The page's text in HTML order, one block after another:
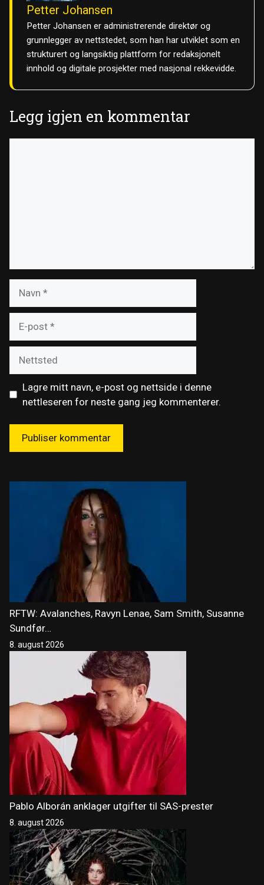
Petter Johansen
Petter Johansen er administrerende direktør og
grunnlegger av nettstedet, som han har utviklet som en
strukturert og langsiktig plattform for redaksjonelt
innhold og digitale prosjekter med nasjonal rekkevidde.
Legg igjen en kommentar
post
Lagre mitt navn, e-post og nettside i denne
nettleseren for neste gang jeg kommenterer.
RFTW: Avalanches, Ravyn Lenae, Sam Smith, Susanne
Sundfør…
8. august 2026
Pablo Alborán anklager utgifter til SAS-prester
8. august 2026